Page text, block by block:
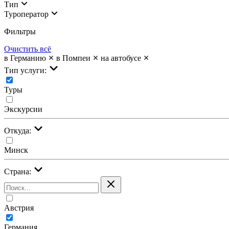
Тип
Туроператор
Фильтры
Очистить всё
в Германию
в Помпеи
на автобусе
Тип услуги:
Туры
Экскурсии
Откуда:
Минск
Страна:
Австрия
Германия